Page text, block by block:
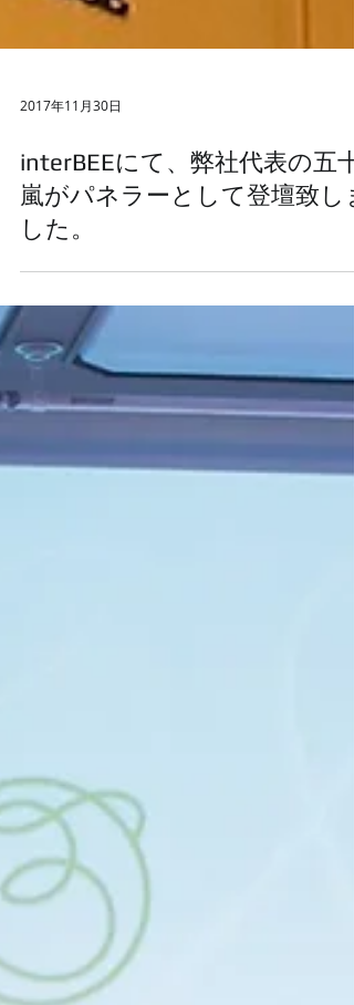
2017年11月30日
interBEEにて、弊社代表の五十
嵐がパネラーとして登壇致し